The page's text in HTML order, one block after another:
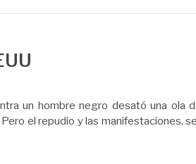
un hombre negro desató una ola
el repudio y las manifestaciones,